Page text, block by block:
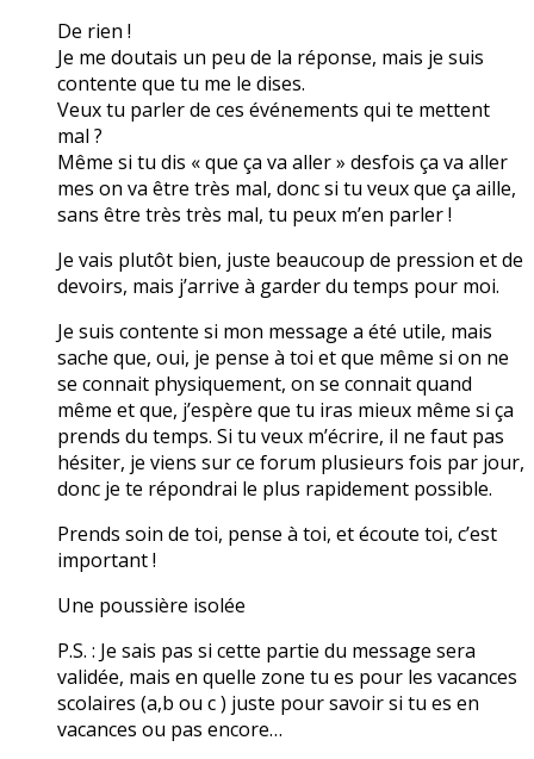
De rien !
Je me doutais un peu de la réponse, mais je suis
contente que tu me le dises.
Veux tu parler de ces événements qui te mettent
mal ?
Même si tu dis « que ça va aller » desfois ça va aller
mes on va être très mal, donc si tu veux que ça aille,
sans être très très mal, tu peux m’en parler !
Je vais plutôt bien, juste beaucoup de pression et de
devoirs, mais j’arrive à garder du temps pour moi.
Je suis contente si mon message a été utile, mais
sache que, oui, je pense à toi et que même si on ne
se connait physiquement, on se connait quand
même et que, j’espère que tu iras mieux même si ça
prends du temps. Si tu veux m’écrire, il ne faut pas
hésiter, je viens sur ce forum plusieurs fois par jour,
donc je te répondrai le plus rapidement possible.
Prends soin de toi, pense à toi, et écoute toi, c’est
important !
Une poussière isolée
P.S. : Je sais pas si cette partie du message sera
validée, mais en quelle zone tu es pour les vacances
scolaires (a,b ou c ) juste pour savoir si tu es en
vacances ou pas encore…